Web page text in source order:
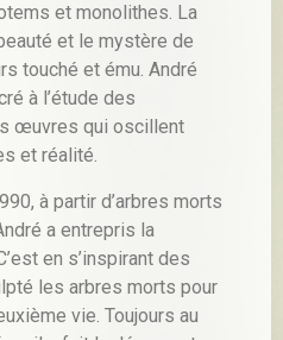
et monolithes. La
et le mystère de
touché et ému. André
à l’étude des
œuvres qui oscillent
et réalité.
à partir d’arbres morts
a entrepris la
en s’inspirant des
les arbres morts pour
vie. Toujours au